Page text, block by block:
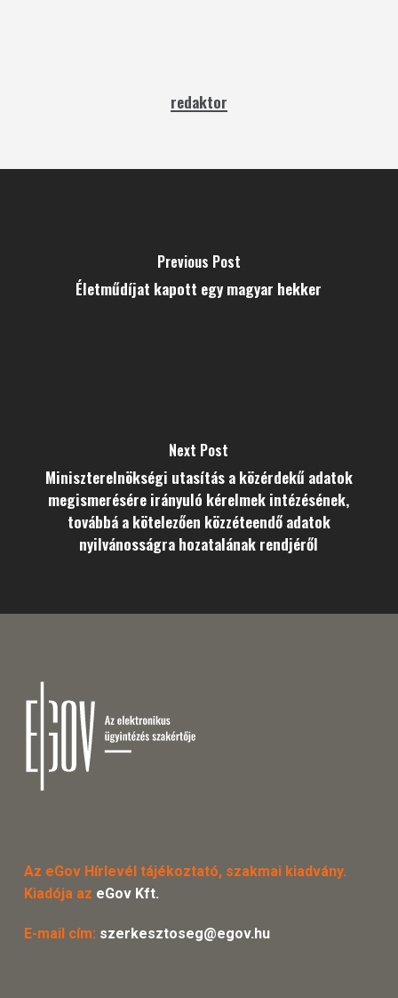
redaktor
Previous Post
Életműdíjat kapott egy magyar hekker
Next Post
Miniszterelnökségi utasítás a közérdekű adatok
megismerésére irányuló kérelmek intézésének,
továbbá a kötelezően közzéteendő adatok
nyilvánosságra hozatalának rendjéről
Az eGov Hírlevél tájékoztató, szakmai kiadvány.
Kiadója az eGov Kft.
E-mail cím: szerkesztoseg@egov.hu